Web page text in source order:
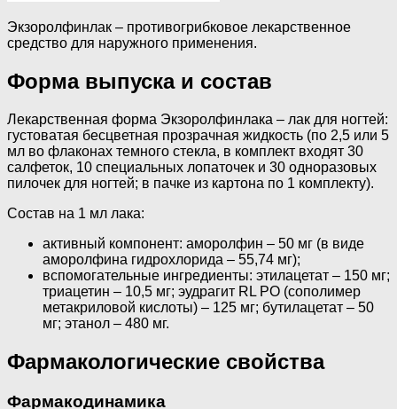
Экзоролфинлак – противогрибковое лекарственное
средство для наружного применения.
Форма выпуска и состав
Лекарственная форма Экзоролфинлака – лак для ногтей:
густоватая бесцветная прозрачная жидкость (по 2,5 или 5
мл во флаконах темного стекла, в комплект входят 30
салфеток, 10 специальных лопаточек и 30 одноразовых
пилочек для ногтей; в пачке из картона по 1 комплекту).
Состав на 1 мл лака:
активный компонент: аморолфин – 50 мг (в виде
аморолфина гидрохлорида – 55,74 мг);
вспомогательные ингредиенты: этилацетат – 150 мг;
триацетин – 10,5 мг; эудрагит RL PO (сополимер
метакриловой кислоты) – 125 мг; бутилацетат – 50
мг; этанол – 480 мг.
Фармакологические свойства
Фармакодинамика